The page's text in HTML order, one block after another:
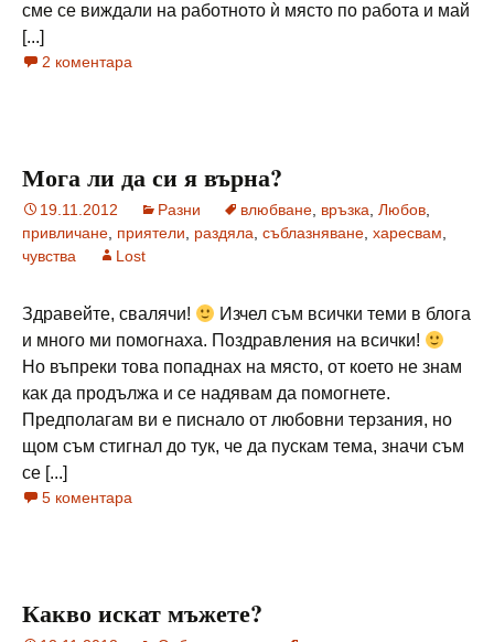
сме се виждали на работното ѝ място по работа и май
[...]
2 коментара
Мога ли да си я върна?
19.11.2012 Разни влюбване връзка Любов
привличане приятели раздяла съблазняване харесвам
чувства
Lost
Здравейте, свалячи!
Изчел съм всички теми в блога
и много ми помогнаха. Поздравления на всички!
Но въпреки това попаднах на място, от което не знам
как да продължа и се надявам да помогнете.
Предполагам ви е писнало от любовни терзания, но
щом съм стигнал до тук, че да пускам тема, значи съм
се [...]
5 коментара
Какво искат мъжете?